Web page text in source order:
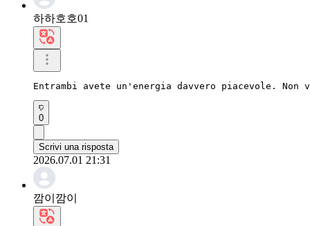
하하호호01
Entrambi avete un'energia davvero piacevole.
0
Scrivi una risposta
2026.07.01 21:31
깜이깜이